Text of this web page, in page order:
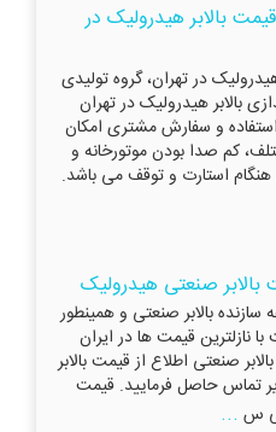
بالابر هیدرولیک در
در تهران، گروه تولیدی
بالابر هیدرولیک در تهران
و سفارش مشتری امکان
کم صدا بودن موتورخانه و
استارت و توقف می باشد.
بالابر صنعتی هیدرولیک
سازنده بالابر صنعتی و همینطور
با نازلترین قیمت ها در ایران
صنعتی اطلاع از قیمت بالابر
تماس حاصل فرمایید. قیمت
س ...